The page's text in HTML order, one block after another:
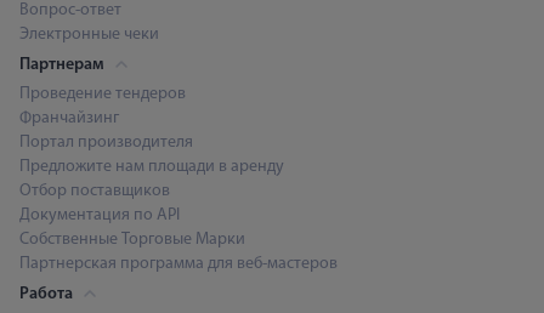
Вопрос-ответ
Электронные чеки
Партнерам
Проведение тендеров
Франчайзинг
Портал производителя
Предложите нам площади в аренду
Отбор поставщиков
Документация по API
Собственные Торговые Марки
Партнерская программа для веб-мастеров
Работа